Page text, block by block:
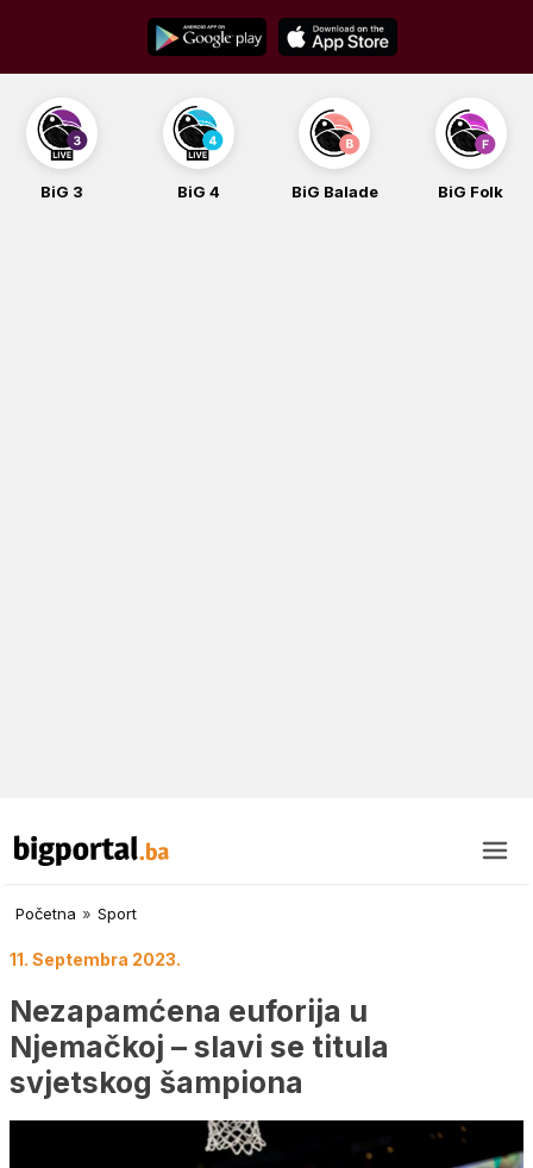
content
BiG 3 BiG 4 BiG Balade BiG Folk
Početna » Sport
11. Septembra 2023.
Nezapamćena euforija u
Njemačkoj – slavi se titula
svjetskog šampiona